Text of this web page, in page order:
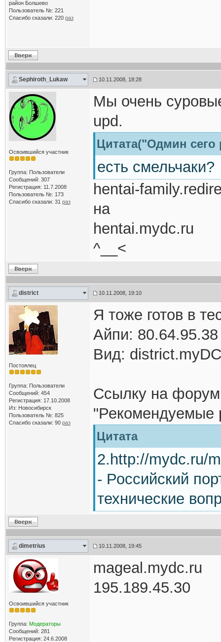
район Болшево
Пользователь №: 221
Спасибо сказали: 220 раз
Sephiroth_Lukaw 10.11.2008, 18:28
Освоившийся участник
Группа: Пользователи
Сообщений: 307
Регистрация: 11.7.2008
Пользователь №: 173
Спасибо сказали: 31 раз
Мы очень
upd.
Цитата("Одмин сего
есть смельчаки?
hentai-
на
hentai.mydc.ru
^__<
district 10.11.2008, 19:10
Постоялец
Группа: Пользователи
Сообщений: 454
Регистрация: 17.10.2008
Из: Новосибирск
Пользователь №: 825
Спасибо сказали: 90 раз
Я тоже готов в
Айпи: 80.64.95.38
Вид:
Ссылку на
"Рекомендуемые
Цитата
2.http://mydc.ru/
- Российский
технические
dimetrius 10.11.2008, 19:45
Освоившийся участник
Группа: Модераторы
Сообщений: 281
Регистрация: 24.6.2008
mageal.mydc.ru
195.189.45.30